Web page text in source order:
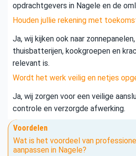
opdrachtgevers in Nagele en de
Houden jullie rekening met
Ja, wij kijken ook naar
thuisbatterijen, kookgroepen en
relevant is.
Wordt het werk veilig en netjes
Ja, wij zorgen voor een veilige
controle en verzorgde afwerking.
Voordelen
Wat is het voordeel van
aanpassen in Nagele?